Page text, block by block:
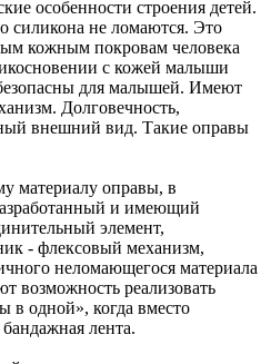
особенности строения детей.
силикона не ломаются. Это
кожным покровам человека
с кожей малыши
для малышей. Имеют
Долговечность,
внешний вид. Такие оправы
материалу оправы, в
и имеющий
элемент,
- флексовый механизм,
неломающегося материала
возможность реализовать
одной», когда вместо
лента.